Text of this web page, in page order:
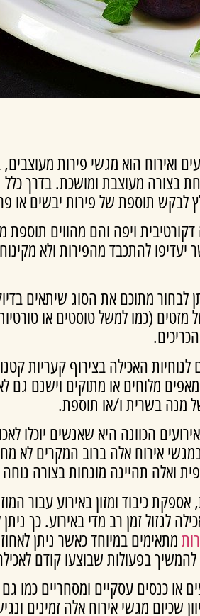
ואירוח הוא מגשי פירות
בצורה מעוצבת ומושכת. בדרך
לבקש תוספת של פירות יבשים או
ויפה והם מהווים
להתכבד מהפירות ולא
מתוכם את הסוג שיתאים
מזטים (כמו למשל טוסטים או
האכילה בצירוף קעריות
מאפים מלוחים או מתוקים וישנם
מנה בשרית ו/או תוספת.
הכוונה היא שאנשים יוכלו
אירוח אלה ברוב המקרים לא
ואלה תהיינה מונחות בצורה
כיבוד ומזון באירוע עבור
לגזול זמן רב מדי באירוע. כך
מתאימים במיוחד כאשר ניתן
בפעולות שבוצעו קודם
או כנסים עסקיים ומסחריים כמו
שכיום מגשי אירוח אלה זמינים